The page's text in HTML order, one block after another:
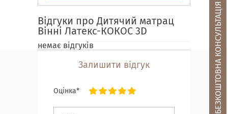
Відгуки про Дитячий матрац
Вінні Латекс-КОКОС 3D
немає відгуків
Залишити відгук
Оцінка* БЕЗКОШТОВНА КОНСУЛЬТАЦІЯ